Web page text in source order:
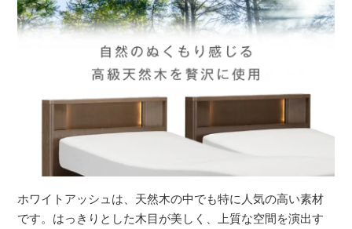
ホワイトアッシュは、天然木の中でも特に人気の高い素材
です。はっきりとした木目が美しく、上質な空間を演出す